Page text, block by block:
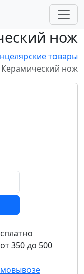
нож
товары
Керамический нож
350 до 500